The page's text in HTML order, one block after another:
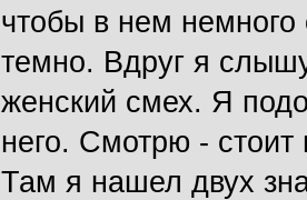
чтобы в нем немного
темно. Вдруг я
женский смех. Я
него. Смотрю - стоит
Там я нашел двух